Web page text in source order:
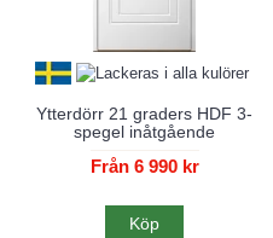
Ytterdörr 21 graders HDF 3-
spegel inåtgående
Från 6 990 kr
Köp